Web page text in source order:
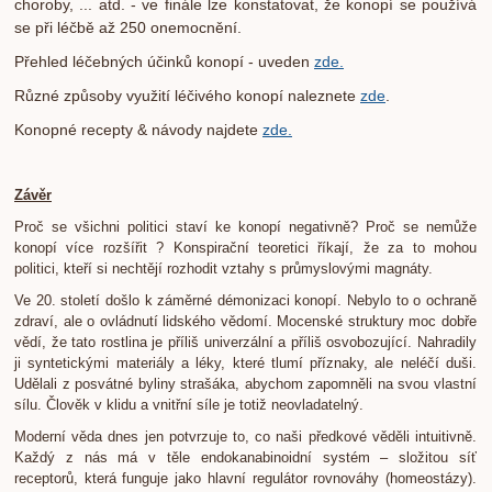
choroby, ... atd. - ve finále lze konstatovat, že konopí se používá
se při léčbě až 250 onemocnění.
Přehled léčebných účinků konopí - uveden zde.
Různé způsoby využití léčivého konopí naleznete zde
Konopné recepty & návody najdete zde.
Závěr
Proč se všichni politici staví ke konopí negativně? Proč se nemůže
konopí více rozšířit ? Konspirační teoretici říkají, že za to mohou
politici, kteří si nechtějí rozhodit vztahy s průmyslovými magnáty.
Ve 20. století došlo k záměrné démonizaci konopí. Nebylo to o ochraně
zdraví, ale o ovládnutí lidského vědomí. Mocenské struktury moc dobře
vědí, že tato rostlina je příliš univerzální a příliš osvobozující. Nahradily
ji syntetickými materiály a léky, které tlumí příznaky, ale neléčí duši.
Udělali z posvátné byliny strašáka, abychom zapomněli na svou vlastní
sílu. Člověk v klidu a vnitřní síle je totiž neovladatelný.
Moderní věda dnes jen potvrzuje to, co naši předkové věděli intuitivně.
Každý z nás má v těle endokanabinoidní systém – složitou síť
receptorů, která funguje jako hlavní regulátor rovnováhy (homeostázy).